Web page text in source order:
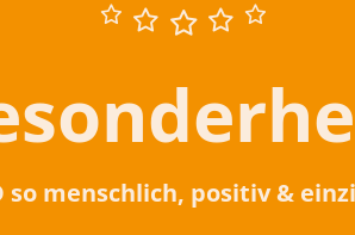
so menschlich, positiv &